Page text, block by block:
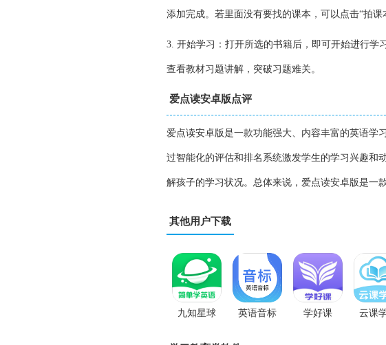
添加完成。若里面没有要找的课本，可以点击“拍
3. 开始学习：打开所选的书籍后，即可开始进行学
查看教材习题讲解，突破习题难关。
爱点读安卓版点评
爱点读安卓版是一款功能强大、内容丰富的英语学
过智能化的评估和排名系统激发学生的学习兴趣和
解孩子的学习状况。总体来说，爱点读安卓版是一
其他用户下载
九知星球 英语音标 学好课 云课